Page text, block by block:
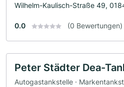
Wilhelm-Kaulisch-Straße 49,
0.0 (0 Bewertungen)
Peter Städter Dea-
Autogastankstelle ·